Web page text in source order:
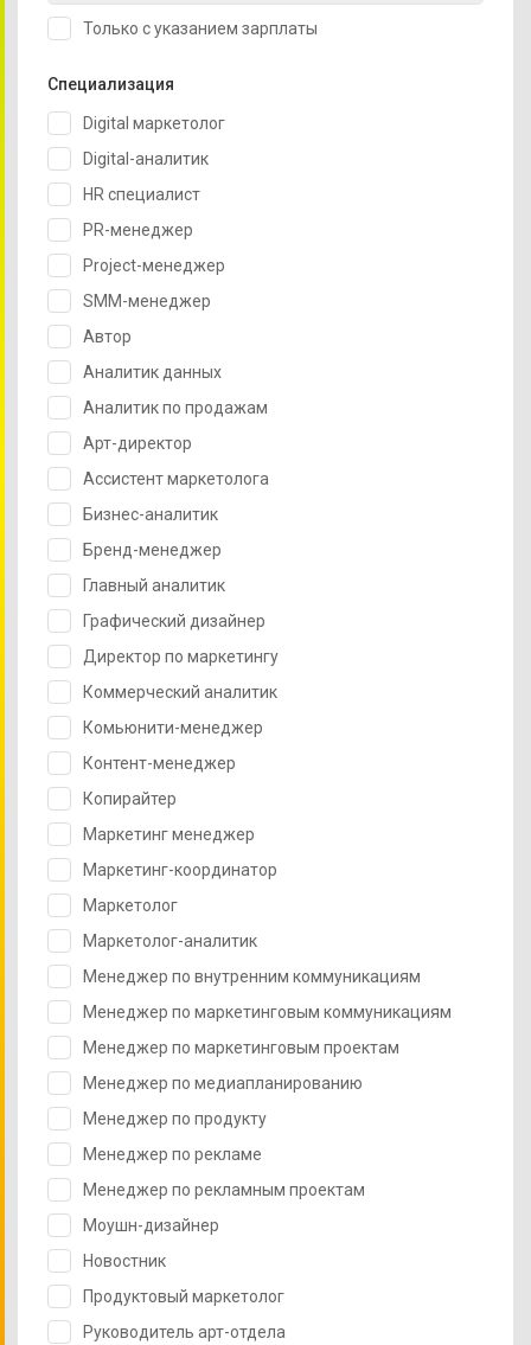
Только с указанием зарплаты
Специализация
Digital маркетолог
Digital-аналитик
HR специалист
PR-менеджер
Project-менеджер
SMM-менеджер
Автор
Аналитик данных
Аналитик по продажам
Арт-директор
Ассистент маркетолога
Бизнес-аналитик
Бренд-менеджер
Главный аналитик
Графический дизайнер
Директор по маркетингу
Коммерческий аналитик
Комьюнити-менеджер
Контент-менеджер
Копирайтер
Маркетинг менеджер
Маркетинг-координатор
Маркетолог
Маркетолог-аналитик
Менеджер по внутренним коммуникациям
Менеджер по маркетинговым коммуникациям
Менеджер по маркетинговым проектам
Менеджер по медиапланированию
Менеджер по продукту
Менеджер по рекламе
Менеджер по рекламным проектам
Моушн-дизайнер
Новостник
Продуктовый маркетолог
Руководитель арт-отдела